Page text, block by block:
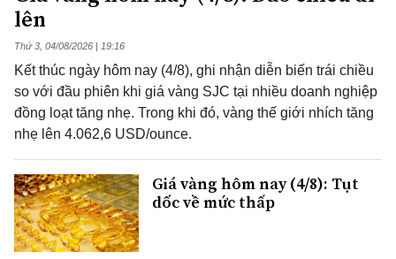
lên
Thứ 3, 04/08/2026 | 19:16
Kết thúc ngày hôm nay (4/8), ghi nhận diễn biến trái chiều
so với đầu phiên khi giá vàng SJC tại nhiều doanh nghiệp
đồng loạt tăng nhẹ. Trong khi đó, vàng thế giới nhích tăng
nhẹ lên 4.062,6 USD/ounce.
Giá vàng hôm nay (4/8): Tụt
dốc về mức thấp